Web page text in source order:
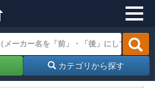
カテゴリから探す